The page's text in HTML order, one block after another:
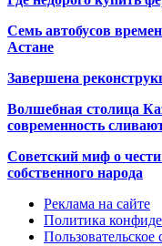
Семь автобусов
Астане
Завершена
Волшебная столица
современность
Советский миф о
собственного народа
Реклама на сайте
Политика
Пользовательское